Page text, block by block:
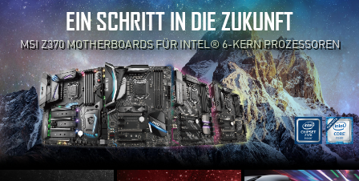
EIN SCHRITT IN DIE ZUKUNFT
MSI Z370 MOTHERBOARDS FÜR INTEL® 6-KERN PROZESSOREN